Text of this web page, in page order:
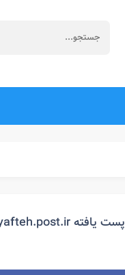
پست یافته postyafteh.post.ir